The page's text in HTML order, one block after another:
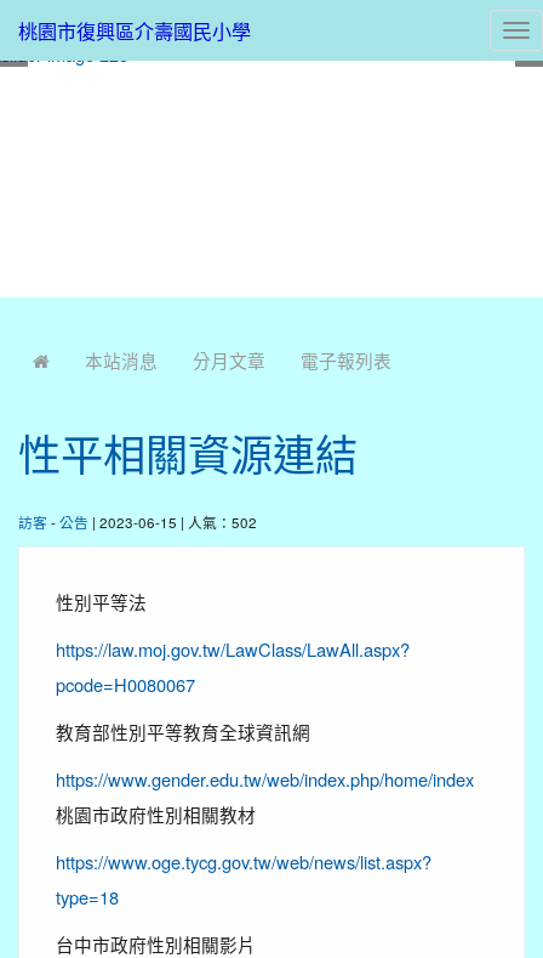
桃園市復興區介壽國民小學
本站消息 分月文章 電子報列表
性平相關資源連結
訪客 -公告 | 2023-06-15 | 人氣：502
性別平等法
https://law.moj.gov.tw/LawClass/LawAll.aspx?
pcode=H0080067
教育部性別平等教育全球資訊網
https://www.gender.edu.tw/web/index.php/home/index
桃園市政府性別相關教材
https://www.oge.tycg.gov.tw/web/news/list.aspx?
type=18
台中市政府性別相關影片